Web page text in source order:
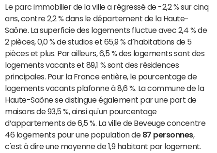
Le parc immobilier de la ville a régressé de -2,2 % sur cinq
ans, contre 2,2 % dans le département de la Haute-
Saône. La superficie des logements fluctue avec 2,4 % de
2 pièces, 0,0 % de studios et 65,9 % d’habitations de 5
pièces et plus. Par ailleurs, 6,5 % des logements sont des
logements vacants et 89,1 % sont des résidences
principales. Pour la France entière, le pourcentage de
logements vacants plafonne à 8,6 %. La commune de la
Haute-Saône se distingue également par une part de
maisons de 93,5 %, ainsi qu'un pourcentage
d’appartements de 6,5 %. La ville de Beveuge concentre
46 logements pour une population de 87 personnes,
c'est à dire une moyenne de 1,9 habitant par logement.